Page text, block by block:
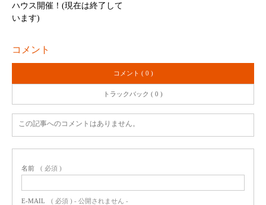
ハウス開催！(現在は終了して
います)
コメント
コメント ( 0 )
トラックバック ( 0 )
この記事へのコメントはありません。
名前 ( 必須 )
E-MAIL ( 必須 ) - 公開されません -